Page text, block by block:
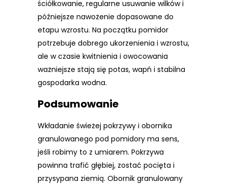
ściółkowanie, regularne usuwanie wilków i
późniejsze nawożenie dopasowane do
etapu wzrostu. Na początku pomidor
potrzebuje dobrego ukorzenienia i wzrostu,
ale w czasie kwitnienia i owocowania
ważniejsze stają się potas, wapń i stabilna
gospodarka wodna.
Podsumowanie
Wkładanie świeżej pokrzywy i obornika
granulowanego pod pomidory ma sens,
jeśli robimy to z umiarem. Pokrzywa
powinna trafić głębiej, zostać pocięta i
przysypana ziemią. Obornik granulowany